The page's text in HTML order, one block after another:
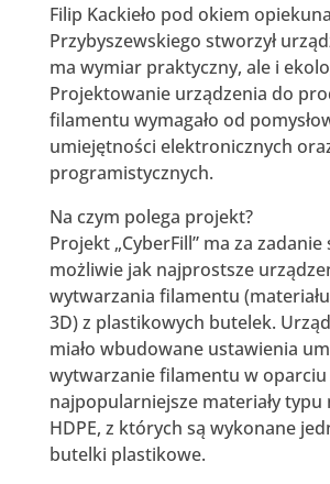
Filip Kackieło pod okiem
Przybyszewskiego stworzył
ma wymiar praktyczny, ale i
Projektowanie urządzenia do
filamentu wymagało od
umiejętności elektronicznych
programistycznych.
Na czym polega projekt?
Projekt „CyberFill” ma za
możliwie jak najprostsze
wytwarzania filamentu
3D) z plastikowych butelek.
miało wbudowane ustawienia
wytwarzanie filamentu w oparciu
najpopularniejsze materiały typu
HDPE, z których są wykonane
butelki plastikowe.